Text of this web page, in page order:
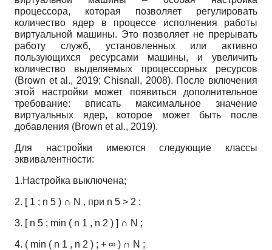
процессора, которая позволяет регулировать
количество ядер в процессе исполнения работы
виртуальной машины. Это позволяет не прерывать
работу служб, установленных или активно
пользующихся ресурсами машины, и увеличить
количество выделяемых процессорных ресурсов
(Brown et al., 2019; Chisnall, 2008). После включения
этой настройки может появиться дополнительное
требование: вписать максимальное значение
виртуальных ядер, которое может быть после
добавления (Brown et al., 2019).
Для настройки имеются следующие классы
эквивалентности:
1.Настройка выключена;
2. [ 1 ; n 5 ) ∩ N , при n 5 > 2 ;
3. [ n 5 ; min ( n 1 , n 2 ) ] ∩ N ;
4. ( min ( n 1 , n 2 ) ; + ∞ ) ∩ N ;